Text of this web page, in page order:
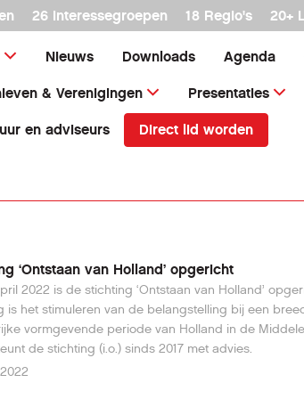
26 interessegroepen 18 Regio's 20+
Nieuws Downloads Agenda
& Verenigingen Presentaties
en adviseurs Direct lid worden
‘Ontstaan van Holland’ opgericht
2022 is de stichting ‘Ontstaan van Holland’
is het stimuleren van de belangstelling bij een
vormgevende periode van Holland in de
de stichting (i.o.) sinds 2017 met advies.